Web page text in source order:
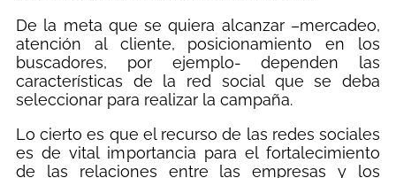
De la meta que se quiera alcanzar –mercadeo,
atención al cliente, posicionamiento en los
buscadores, por ejemplo- dependen las
características de la red social que se deba
seleccionar para realizar la campaña.
Lo cierto es que el recurso de las redes sociales
es de vital importancia para el fortalecimiento
de las relaciones entre las empresas y los